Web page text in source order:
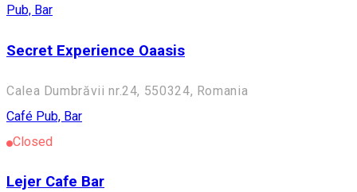
Pub, Bar
Secret Experience Oaasis
Calea Dumbrăvii nr.24, 550324, Romania
Café Pub, Bar
Closed
Lejer Cafe Bar